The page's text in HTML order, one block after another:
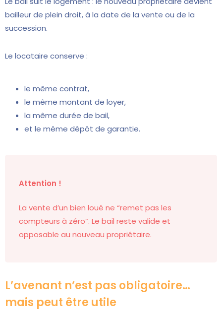
bailleur de plein droit, à la date de la vente ou de la
succession.
Le locataire conserve :
le même contrat,
le même montant de loyer,
la même durée de bail,
et le même dépôt de garantie.
Attention !
La vente d’un bien loué ne “remet pas les
compteurs à zéro”. Le bail reste valide et
opposable au nouveau propriétaire.
L’avenant n’est pas obligatoire…
mais peut être utile